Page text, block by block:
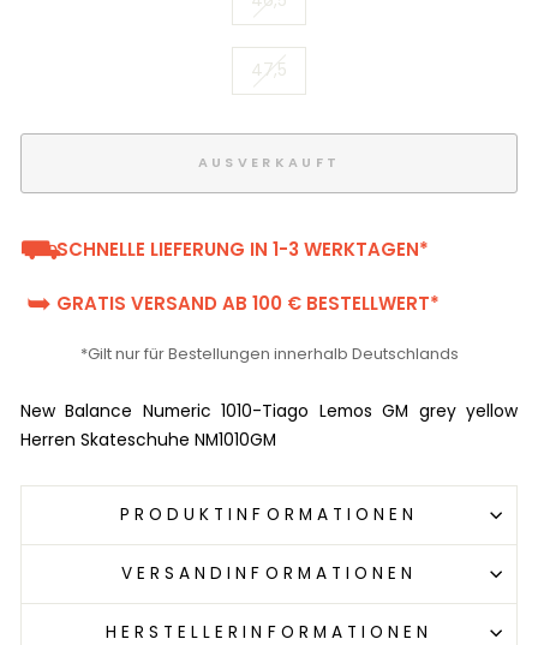
47,5
AUSVERKAUFT
⛟SCHNELLE LIEFERUNG IN 1-3 WERKTAGEN*
➥ GRATIS VERSAND AB 100 € BESTELLWERT*
*Gilt nur für Bestellungen innerhalb Deutschlands
New Balance Numeric 1010-Tiago Lemos GM grey yellow
Herren Skateschuhe NM1010GM
PRODUKTINFORMATIONEN
VERSANDINFORMATIONEN
HERSTELLERINFORMATIONEN